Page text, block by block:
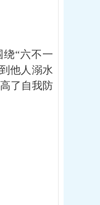
绕“六不一
他人溺水
了自我防